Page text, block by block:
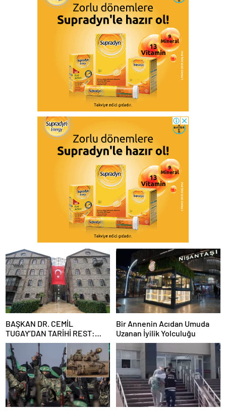
BAŞKAN DR. CEMİL
TUGAY’DAN TARİHİ REST:
“İZMİR’İN MALINA
ÇÖKTÜRMEM, HALKIN
HAKKINI KİMSEYE
YEDİRMEM!”
Bir Annenin Acıdan Umuda
Uzanan İyilik Yolculuğu